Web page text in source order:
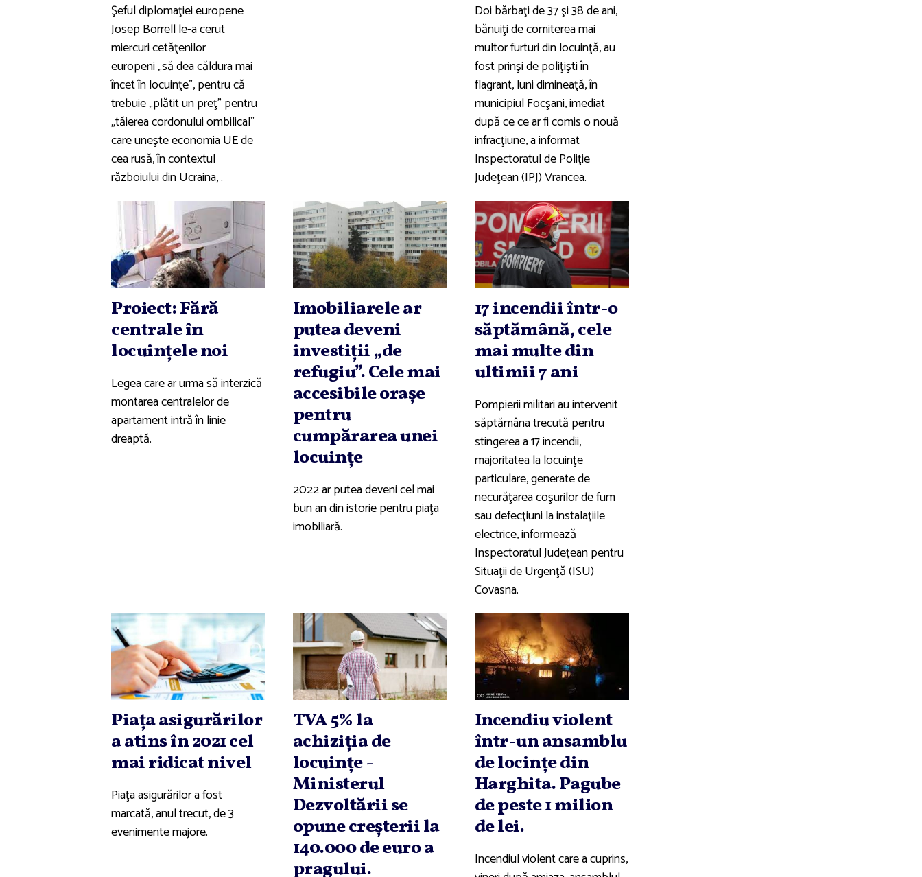
Şeful diplomaţiei europene
Josep Borrell le-a cerut
miercuri cetăţenilor
europeni „să dea căldura mai
încet în locuinţe”, pentru că
trebuie „plătit un preţ” pentru
„tăierea cordonului ombilical”
care uneşte economia UE de
cea rusă, în contextul
războiului din Ucraina, .
Doi bărbaţi de 37 şi 38 de ani,
bănuiţi de comiterea mai
multor furturi din locuinţă, au
fost prinşi de poliţişti în
flagrant, luni dimineaţă, în
municipiul Focşani, imediat
după ce ce ar fi comis o nouă
infracţiune, a informat
Inspectoratul de Poliţie
Judeţean (IPJ) Vrancea.
Proiect: Fără
centrale în
locuinţele noi
Legea care ar urma să interzică
montarea centralelor de
apartament intră în linie
dreaptă.
Imobiliarele ar
putea deveni
investiţii „de
refugiu”. Cele mai
accesibile oraşe
pentru
cumpărarea unei
locuinţe
2022 ar putea deveni cel mai
bun an din istorie pentru piaţa
imobiliară.
17 incendii într-o
săptămână, cele
mai multe din
ultimii 7 ani
Pompierii militari au intervenit
săptămâna trecută pentru
stingerea a 17 incendii,
majoritatea la locuinţe
particulare, generate de
necurăţarea coşurilor de fum
sau defecţiuni la instalaţiile
electrice, informează
Inspectoratul Judeţean pentru
Situaţii de Urgenţă (ISU)
Covasna.
Piaţa asigurărilor
a atins în 2021 cel
mai ridicat nivel
Piaţa asigurărilor a fost
marcată, anul trecut, de 3
evenimente majore.
TVA 5% la
achiziţia de
locuinţe -
Ministerul
Dezvoltării se
opune creşterii la
140.000 de euro a
pragului.
Incendiu violent
într-un ansamblu
de locinţe din
Harghita. Pagube
de peste 1 milion
de lei.
Incendiul violent care a cuprins,